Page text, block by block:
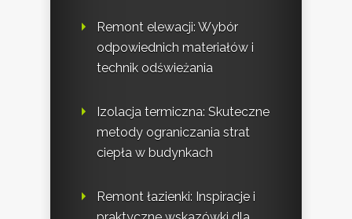
Remont elewacji: Wybór
odpowiednich materiałów i
technik odświeżania
Izolacja termiczna: Skuteczne
metody ograniczania strat
ciepła w budynkach
Remont łazienki: Inspiracje i